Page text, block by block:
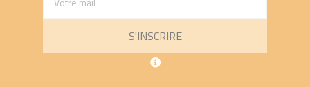
S'INSCRIRE